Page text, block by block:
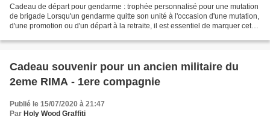
Cadeau de départ pour gendarme : trophée personnalisé pour une mutation
de brigade Lorsqu'un gendarme quitte son unité à l'occasion d'une mutation,
d'une promotion ou d'un départ à la retraite, il est essentiel de marquer cet
Cadeau souvenir pour un ancien militaire du
2eme RIMA - 1ere compagnie
Publié le 15/07/2020 à 21:47
Par Holy Wood Graffiti